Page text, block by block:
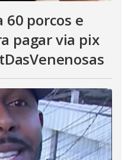
60 porcos e
pagar via pix